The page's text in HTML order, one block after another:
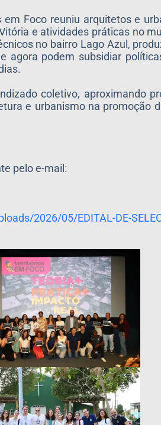
Foco reuniu arquitetos e
e atividades práticas no
no bairro Lago Azul,
agora podem subsidiar
coletivo, aproximando
e urbanismo na promoção
pelo e-mail:
2026/05/EDITAL-DE-